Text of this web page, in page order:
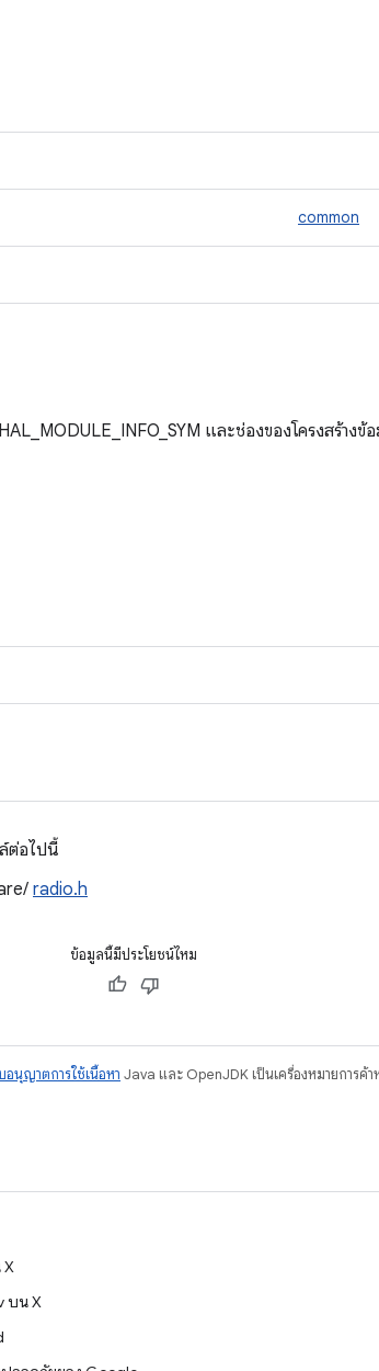
common
และช่องของโครงสร้าง
ต่อไปนี้
radio.h
ข้อมูลนี้มีประโยชน์ไหม
อนุญาตการใช้เนื้อหา Java และ OpenJDK เป็นเครื่องหมายการค้
X
บน X